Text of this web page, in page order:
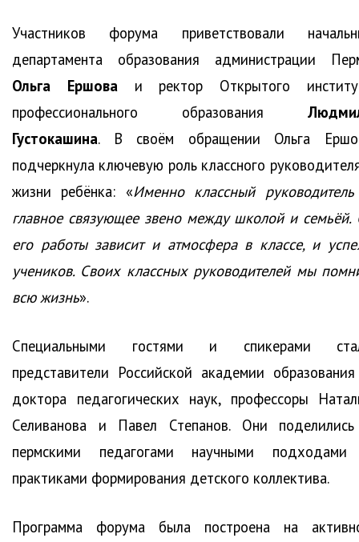
Участников форума приветствовали
департамента образования администрации
Ольга Ершоваи ректор Открытого
профессионального образования
Густокашина. В своём обращении Ольга
подчеркнула ключевую роль классного
жизни ребёнка: «Именно классный
главное связующее звено между школой и семьёй.
его работы зависит и атмосфера в классе, и
учеников. Своих классных руководителей мы
всю жизнь».
Специальными гостями и спикерами
представители Российской академии
доктора педагогических наук, профессоры
Селиванова и Павел Степанов. Они
пермскими педагогами научными
практиками формирования детского коллектива.
Программа форума была построена на